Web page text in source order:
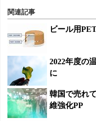
関連記事
ビール用
2022年度の
に
韓国で売れ
維強化PP